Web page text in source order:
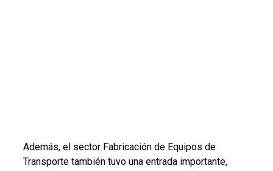
Además, el sector Fabricación de Equipos de
Transporte también tuvo una entrada importante,